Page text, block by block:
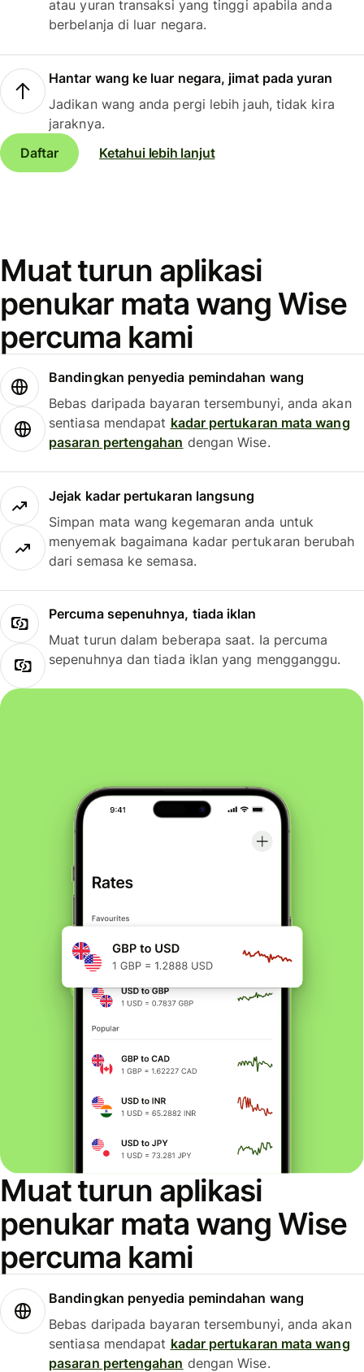
atau yuran transaksi yang tinggi apabila anda
berbelanja di luar negara.
Hantar wang ke luar negara, jimat pada yuran
Jadikan wang anda pergi lebih jauh, tidak kira
jaraknya.
Daftar
Ketahui lebih lanjut
Muat turun aplikasi
penukar mata wang Wise
percuma kami
Bandingkan penyedia pemindahan wang
Bebas daripada bayaran tersembunyi, anda akan
sentiasa mendapat kadar pertukaran mata wang
pasaran pertengahan dengan Wise.
Jejak kadar pertukaran langsung
Simpan mata wang kegemaran anda untuk
menyemak bagaimana kadar pertukaran berubah
dari semasa ke semasa.
Percuma sepenuhnya, tiada iklan
Muat turun dalam beberapa saat. Ia percuma
sepenuhnya dan tiada iklan yang mengganggu.
Muat turun aplikasi
penukar mata wang Wise
percuma kami
Bandingkan penyedia pemindahan wang
Bebas daripada bayaran tersembunyi, anda akan
sentiasa mendapat kadar pertukaran mata wang
pasaran pertengahan dengan Wise.